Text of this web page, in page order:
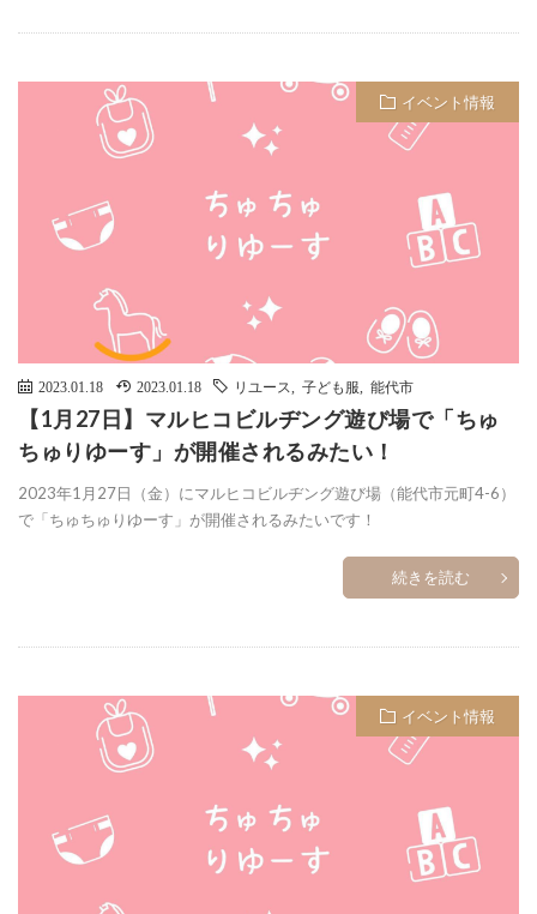
イベント情報
2023.01.18 2023.01.18 リユース 子ども服 能代市
【1月27日】マルヒコビルヂング遊び場で「ちゅ
ちゅりゆーす」が開催されるみたい！
2023年1月27日（金）にマルヒコビルヂング遊び場（能代市元町4-6）
で「ちゅちゅりゆーす」が開催されるみたいです！
続きを読む
イベント情報